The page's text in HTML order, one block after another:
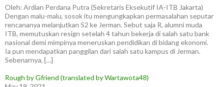
Oleh: Ardian Perdana Putra (Sekretaris Eksekutif IA-ITB Jakarta)
Dengan malu-malu, sosok itu mengungkapkan permasalahan seputar
rencananya melanjutkan S2 ke Jerman. Sebut saja R, alumni muda
ITB, memutuskan resign setelah 4 tahun bekerja di salah satu bank
nasional demi mimpinya meneruskan pendidikan di bidang ekonomi.
Ia pun mendapatkan panggilan dari salah satu kampus di Jerman.
Sebenarnya, […]
Rough by Gfriend (translated by Wartawota48)